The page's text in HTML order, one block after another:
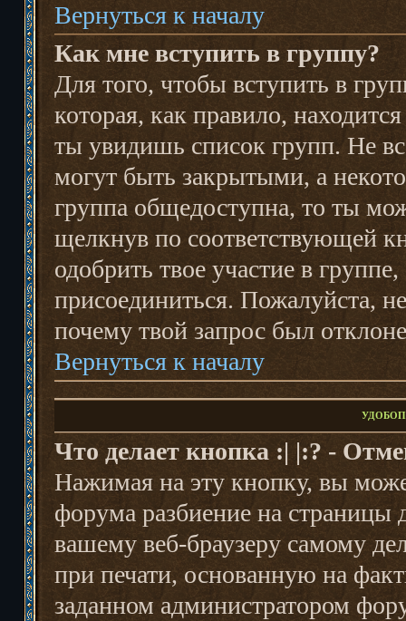
Вернуться к началу
Как мне вступить в группу?
Для того, чтобы вступить в
которая, как правило,
ты увидишь список групп. Не
могут быть закрытыми, а
группа общедоступна, то ты
щелкнув по соответствующей
одобрить твое участие в
присоединиться. Пожалуйста,
почему твой запрос был
Вернуться к началу
Что делает кнопка :| |:? -
Нажимая на эту кнопку, вы
форума разбиение на
вашему веб-браузеру самому
при печати, основанную на
заданном администратором